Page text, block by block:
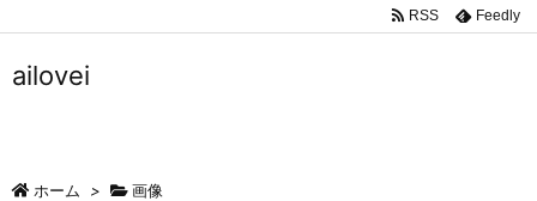
RSS Feedly
ailovei
ホーム > 画像